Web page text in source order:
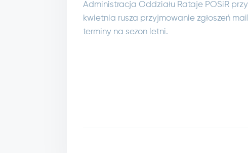
Administracja Oddziału Rataje POSiR
kwietnia rusza przyjmowanie zgłoszeń
terminy na sezon letni.